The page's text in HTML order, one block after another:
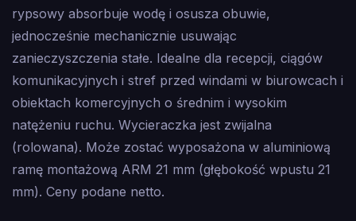
rypsowy absorbuje wodę i osusza obuwie,
jednocześnie mechanicznie usuwając
zanieczyszczenia stałe. Idealne dla recepcji, ciągów
komunikacyjnych i stref przed windami w biurowcach i
obiektach komercyjnych o średnim i wysokim
natężeniu ruchu. Wycieraczka jest zwijalna
(rolowana). Może zostać wyposażona w aluminiową
ramę montażową ARM 21 mm (głębokość wpustu 21
mm). Ceny podane netto.